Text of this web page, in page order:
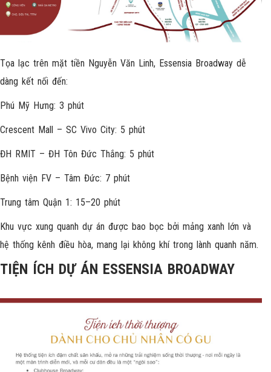
Tọa lạc trên mặt tiền Nguyễn Văn Linh, Essensia Broadway dễ
dàng kết nối đến:
Phú Mỹ Hưng: 3 phút
Crescent Mall – SC Vivo City: 5 phút
ĐH RMIT – ĐH Tôn Đức Thắng: 5 phút
Bệnh viện FV – Tâm Đức: 7 phút
Trung tâm Quận 1: 15–20 phút
Khu vực xung quanh dự án được bao bọc bởi mảng xanh lớn và
hệ thống kênh điều hòa, mang lại không khí trong lành quanh năm.
TIỆN ÍCH DỰ ÁN ESSENSIA BROADWAY